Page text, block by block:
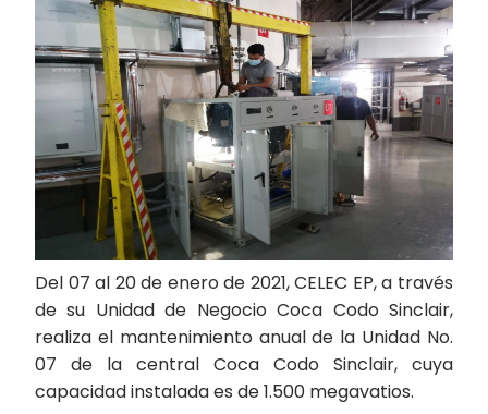
Del 07 al 20 de enero de 2021, CELEC EP, a través
de su Unidad de Negocio Coca Codo Sinclair,
realiza el mantenimiento anual de la Unidad No.
07 de la central Coca Codo Sinclair, cuya
capacidad instalada es de 1.500 megavatios.